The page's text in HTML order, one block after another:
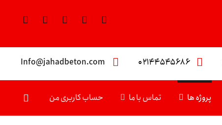
Info@jahadbeton.com ۰۲۱۴۴۵۴۵۶۸۶
پروژه ها تماس با ما حساب کاربری من